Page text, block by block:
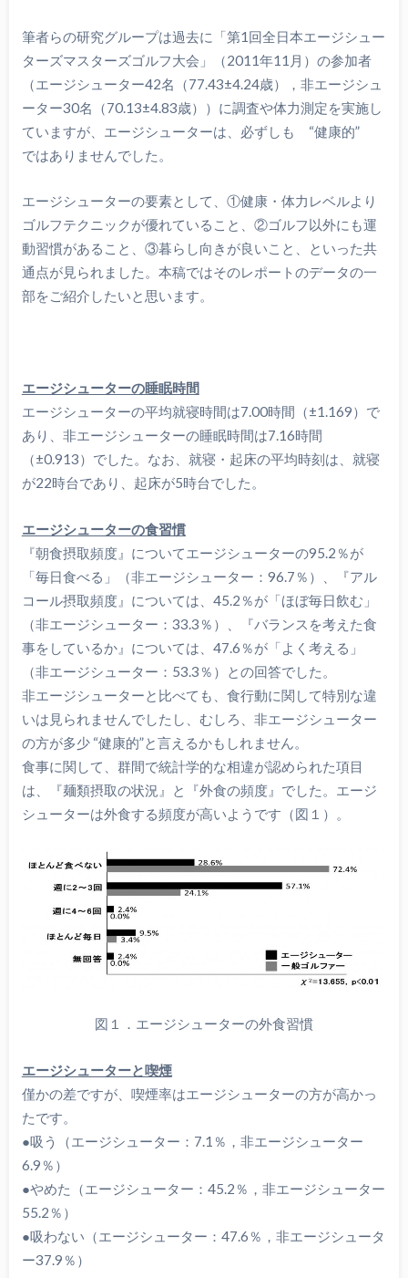
筆者らの研究グループは過去に「第1回全日本エージシュー
ターズマスターズゴルフ大会」（2011年11月）の参加者
（エージシューター42名（77.43±4.24歳），非エージシュ
ーター30名（70.13±4.83歳））に調査や体力測定を実施し
ていますが、エージシューターは、必ずしも “健康的”
ではありませんでした。
エージシューターの要素として、①健康・体力レベルより
ゴルフテクニックが優れていること、②ゴルフ以外にも運
動習慣があること、③暮らし向きが良いこと、といった共
通点が見られました。本稿ではそのレポートのデータの一
部をご紹介したいと思います。
エージシューターの睡眠時間
エージシューターの平均就寝時間は7.00時間（±1.169）で
あり、非エージシューターの睡眠時間は7.16時間
（±0.913）でした。なお、就寝・起床の平均時刻は、就寝
が22時台であり、起床が5時台でした。
エージシューターの食習慣
『朝食摂取頻度』についてエージシューターの95.2％が
「毎日食べる」（非エージシューター：96.7％）、『アル
コール摂取頻度』については、45.2％が「ほぼ毎日飲む」
（非エージシューター：33.3％）、『バランスを考えた食
事をしているか』については、47.6％が「よく考える」
（非エージシューター：53.3％）との回答でした。
非エージシューターと比べても、食行動に関して特別な違
いは見られませんでしたし、むしろ、非エージシューター
の方が多少 “健康的”と言えるかもしれません。
食事に関して、群間で統計学的な相違が認められた項目
は、『麺類摂取の状況』と『外食の頻度』でした。エージ
シューターは外食する頻度が高いようです（図１）。
図１．エージシューターの外食習慣
エージシューターと喫煙
僅かの差ですが、喫煙率はエージシューターの方が高かっ
たです。
●吸う（エージシューター：7.1％，非エージシューター
6.9％）
●やめた（エージシューター：45.2％，非エージシューター
55.2％）
●吸わない（エージシューター：47.6％，非エージシュータ
ー37.9％）